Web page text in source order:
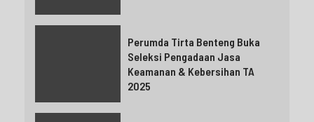
Perumda Tirta Benteng Buka
Seleksi Pengadaan Jasa
Keamanan & Kebersihan TA
2025